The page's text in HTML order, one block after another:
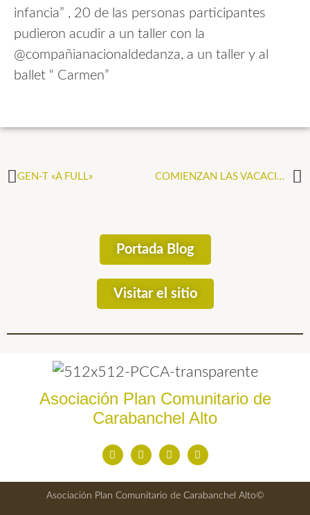
infancia” , 20 de las personas participantes
pudieron acudir a un taller con la
@compañianacionaldedanza, a un taller y al
ballet “ Carmen”
GEN-T «A FULL» COMIENZAN LAS VACACIONES
Portada Blog
Visitar el sitio
Asociación Plan Comunitario de
Carabanchel Alto
Asociación Plan Comunitario de Carabanchel Alto©